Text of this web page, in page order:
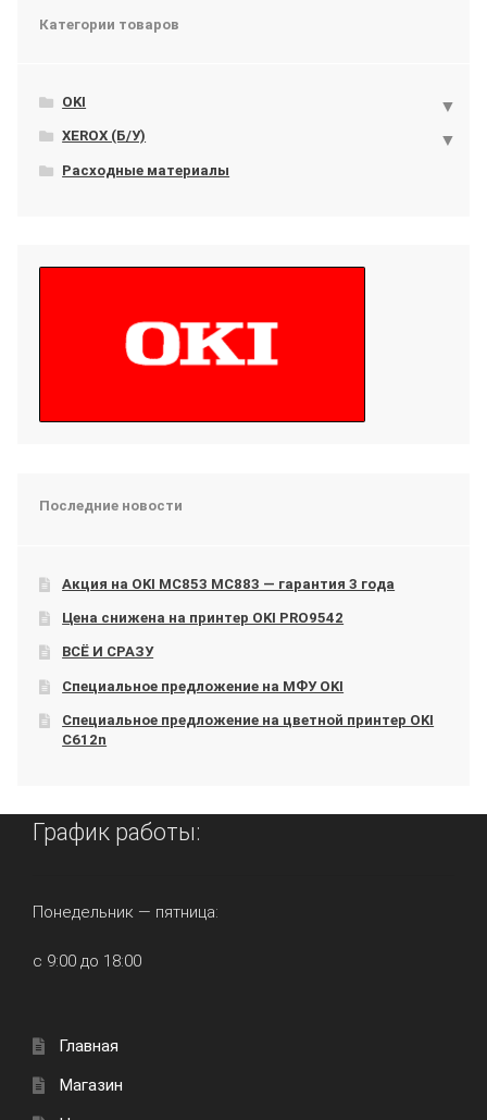
Категории товаров
OKI
XEROX (Б/У)
Расходные материалы
Последние новости
Акция на OKI МС853 МС883 — гарантия 3 года
Цена снижена на принтер OKI PRO9542
ВСЁ И СРАЗУ
Специальное предложение на МФУ OKI
Специальное предложение на цветной принтер OKI
C612n
График работы:
Понедельник — пятница:
с 9:00 до 18:00
Главная
Магазин